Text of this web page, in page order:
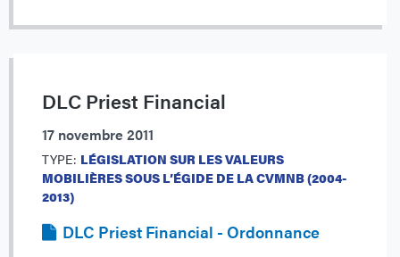
DLC Priest Financial
17 novembre 2011
TYPE: LÉGISLATION SUR LES VALEURS
MOBILIÈRES SOUS L’ÉGIDE DE LA CVMNB (2004-
2013)
DLC Priest Financial - Ordonnance